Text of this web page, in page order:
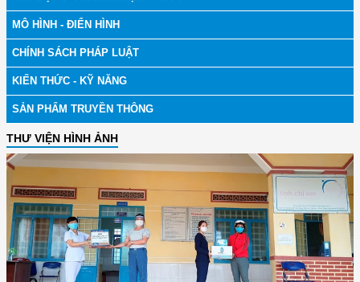
MÔ HÌNH - ĐIỂN HÌNH
CHÍNH SÁCH PHÁP LUẬT
KIẾN THỨC - KỸ NĂNG
SẢN PHẨM TRUYỀN THÔNG
THƯ VIỆN HÌNH ẢNH